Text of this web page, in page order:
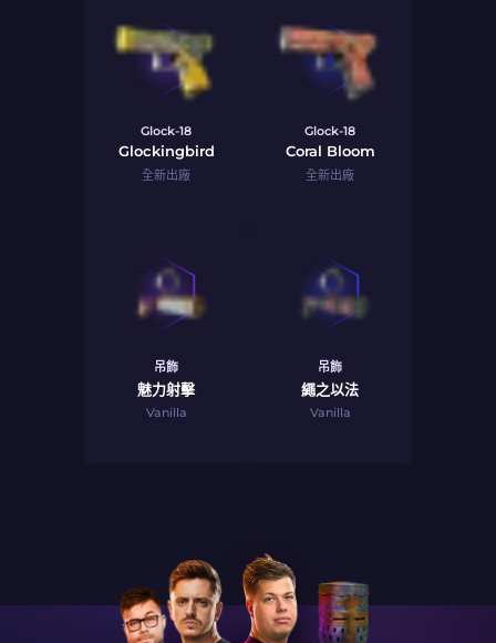
Glock-18
Glockingbird
全新出廠
Glock-18
Coral Bloom
全新出廠
吊飾
魅力射擊
Vanilla
吊飾
繩之以法
Vanilla